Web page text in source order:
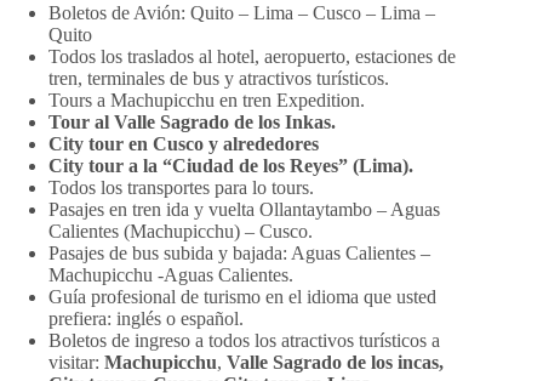
Boletos de Avión: Quito – Lima – Cusco – Lima –
Quito
Todos los traslados al hotel, aeropuerto, estaciones de
tren, terminales de bus y atractivos turísticos.
Tours a Machupicchu en tren Expedition.
Tour al Valle Sagrado de los Inkas.
City tour en Cusco y alrededores
City tour a la “Ciudad de los Reyes” (Lima).
Todos los transportes para lo tours.
Pasajes en tren ida y vuelta Ollantaytambo – Aguas
Calientes (Machupicchu) – Cusco.
Pasajes de bus subida y bajada: Aguas Calientes –
Machupicchu -Aguas Calientes.
Guía profesional de turismo en el idioma que usted
prefiera: inglés o español.
Boletos de ingreso a todos los atractivos turísticos a
visitar: Machupicchu, Valle Sagrado de los incas,